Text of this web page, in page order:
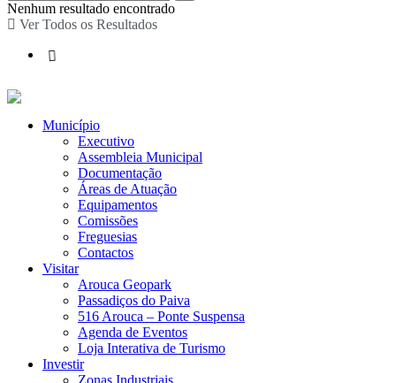
Nenhum resultado encontrado
Ver Todos os Resultados
Município
Executivo
Assembleia Municipal
Documentação
Áreas de Atuação
Equipamentos
Comissões
Freguesias
Contactos
Visitar
Arouca Geopark
Passadiços do Paiva
516 Arouca – Ponte Suspensa
Agenda de Eventos
Loja Interativa de Turismo
Investir
Zonas Industriais